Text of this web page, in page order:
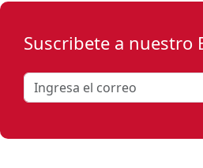
Suscribete a nuestro